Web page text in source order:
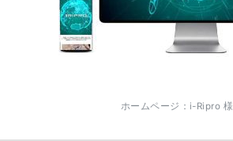
ホームページ：i-Ripro 様